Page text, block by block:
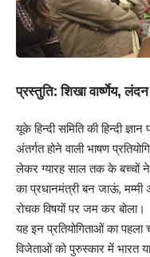
प्रस्तुति: शिखा वार्ष्णेय,
यूके हिन्दी समिति की हिन्दी
अंतर्गत होने वाली भाषण
लेकर ग्यारह साल तक के बच्चों ने
का प्रधानमंत्री बन जाऊं, मम्मी
रोचक विषयों पर जम कर बोला।
यह इन प्रतियोगिताओं का
विजेताओं को पुरुस्कार में भारत